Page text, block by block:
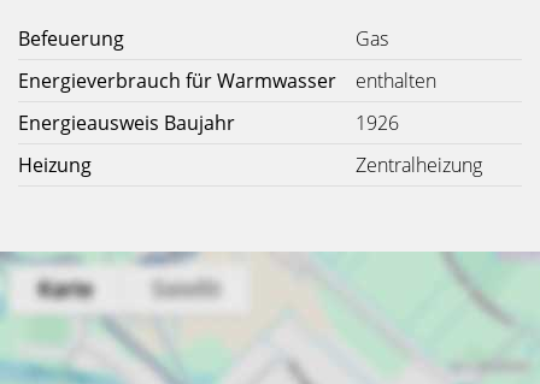
Befeuerung
Gas
Energieverbrauch für Warmwasser
enthalten
Energieausweis Baujahr
1926
Heizung
Zentralheizung